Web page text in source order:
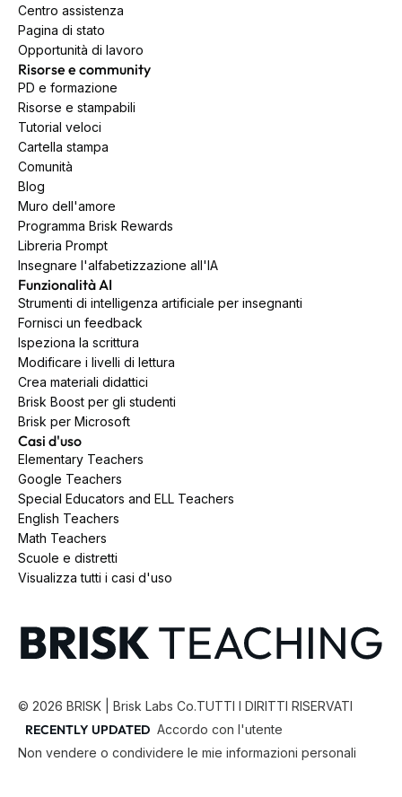
Centro assistenza
Pagina di stato
Opportunità di lavoro
Risorse e community
PD e formazione
Risorse e stampabili
Tutorial veloci
Cartella stampa
Comunità
Blog
Muro dell'amore
Programma Brisk Rewards
Libreria Prompt
Insegnare l'alfabetizzazione all'IA
Funzionalità AI
Strumenti di intelligenza artificiale per insegnanti
Fornisci un feedback
Ispeziona la scrittura
Modificare i livelli di lettura
Crea materiali didattici
Brisk Boost per gli studenti
Brisk per Microsoft
Casi d'uso
Elementary Teachers
Google Teachers
Special Educators and ELL Teachers
English Teachers
Math Teachers
Scuole e distretti
Visualizza tutti i casi d'uso
© 2026 BRISK | Brisk Labs Co.TUTTI I DIRITTI RISERVATI
RECENTLY UPDATED Accordo con l'utente
Non vendere o condividere le mie informazioni personali